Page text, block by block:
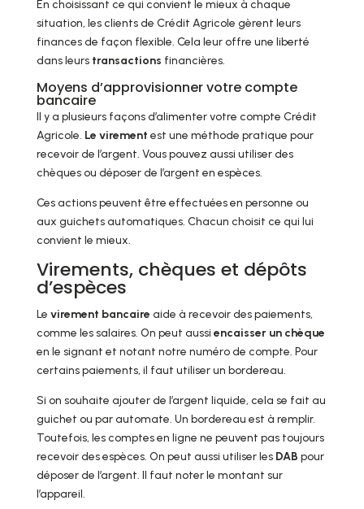
En choisissant ce qui convient le mieux à chaque
situation, les clients de Crédit Agricole gèrent leurs
finances de façon flexible. Cela leur offre une liberté
dans leurs transactions financières.
Moyens d’approvisionner votre compte
bancaire
Il y a plusieurs façons d’alimenter votre compte Crédit
Agricole. Le virement est une méthode pratique pour
recevoir de l’argent. Vous pouvez aussi utiliser des
chèques ou déposer de l’argent en espèces.
Ces actions peuvent être effectuées en personne ou
aux guichets automatiques. Chacun choisit ce qui lui
convient le mieux.
Virements, chèques et dépôts
d’espèces
Le virement bancaire aide à recevoir des paiements,
comme les salaires. On peut aussi encaisser un chèque
en le signant et notant notre numéro de compte. Pour
certains paiements, il faut utiliser un bordereau.
Si on souhaite ajouter de l’argent liquide, cela se fait au
guichet ou par automate. Un bordereau est à remplir.
Toutefois, les comptes en ligne ne peuvent pas toujours
recevoir des espèces. On peut aussi utiliser les DAB pour
déposer de l’argent. Il faut noter le montant sur
l’appareil.